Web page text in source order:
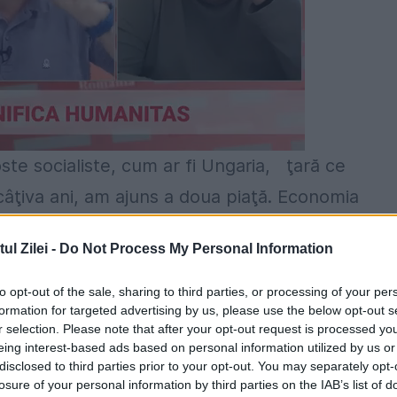
Zilei - Do Not Process My Personal Information
opt-out of the sale, sharing to third parties, or processing of your
for targeted advertising by us, please use the below opt-out
selection. Please note that after your opt-out request is processed
interest-based ads based on personal information utilized by us
to third parties prior to your opt-out. You may separately
of your personal information by third parties on the IAB’s list of
socialiste, cum ar fi Ungaria, ţară ce
ani, am ajuns a doua piaţă. Economia
mai deschisă: exporturile lor anuale înseamnă
este singurul exemplu.
prin care a trecut de-a lungul timpului
româno-sovietice din 27 decembrie